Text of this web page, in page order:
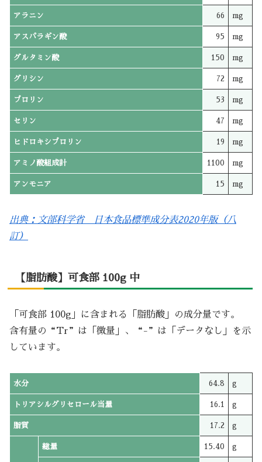
アラニン 66 mg
アスパラギン酸 95 mg
グルタミン酸 150 mg
グリシン 72 mg
プロリン 53 mg
セリン 47 mg
ヒドロキシプロリン 19 mg
アミノ酸組成計 1100 mg
アンモニア 15 mg
出典：文部科学省 日本食品標準成分表2020年版（八
訂）
【脂肪酸】可食部 100g 中
「可食部 100g」に含まれる「脂肪酸」の成分量です。
含有量の“Tr”は「微量」、“-”は「データなし」を示
しています。
水分 64.8 g
トリアシルグリセロール当量 16.1 g
脂質 17.2 g
総量 15.40 g